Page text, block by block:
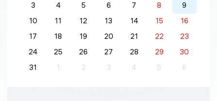
3
4 5 6 7 8
9
10
11 12 13 14 15
16
17
18 19 20 21 22
23
24
25 26 27 28 29
30
31
1 2 3 4 5 6